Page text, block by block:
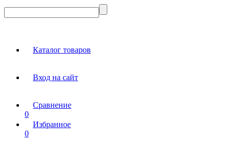
Каталог товаров
Вход на сайт
Сравнение
0
Избранное
0